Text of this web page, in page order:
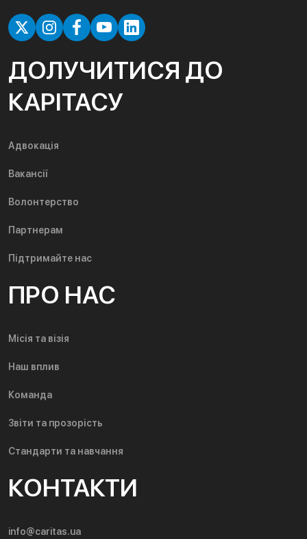
ДОЛУЧИТИСЯ ДО
КАРІТАСУ
Адвокація
Вакансії
Волонтерство
Партнерам
Підтримайте нас
ПРО НАС
Місія та візія
Наш вплив
Команда
Звіти та прозорість
Стандарти та навчання
КОНТАКТИ
info@caritas.ua